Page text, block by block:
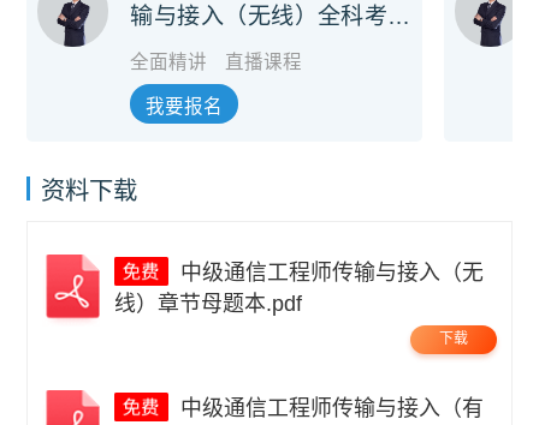
输与接入（无线）全科考前
冲刺班
全面精讲 直播课程
我要报名
资料下载
线）章节母题本.pdf
下载